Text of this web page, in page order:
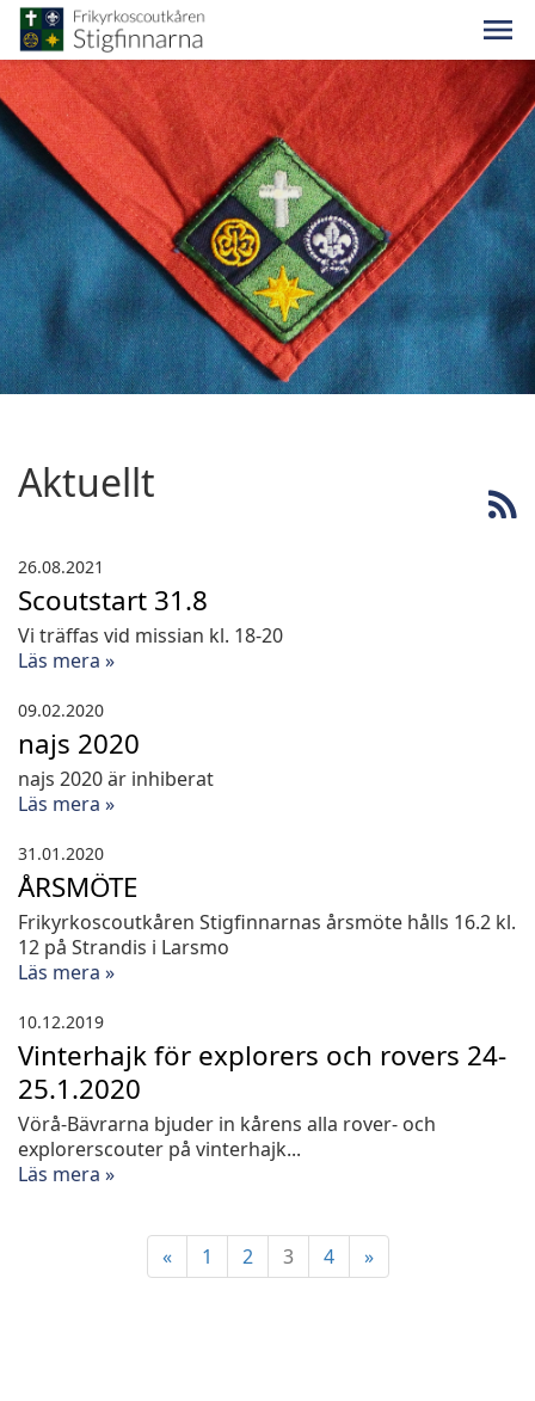
Aktuellt
Scoutstart 31.8
Vi träffas vid missian kl. 18-20
Läs mera »
26.08.2021
najs 2020
najs 2020 är inhiberat
Läs mera »
09.02.2020
ÅRSMÖTE
Frikyrkoscoutkåren Stigfinnarnas årsmöte hålls 16.2 kl.
12 på Strandis i Larsmo
Läs mera »
31.01.2020
Vinterhajk för explorers och rovers 24-
25.1.2020
Vörå-Bävrarna bjuder in kårens alla rover- och
explorerscouter på vinterhajk...
Läs mera »
10.12.2019
« 1 2 3 4 »